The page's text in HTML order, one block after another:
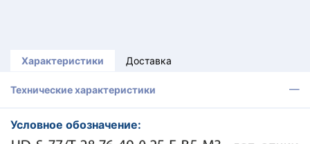
Характеристики Доставка
Технические характеристики
Условное обозначение: